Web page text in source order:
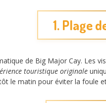
1. Plage
de Big Major Cay. Les
touristique originale
le matin pour éviter la foule